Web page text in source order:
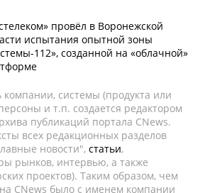
провёл в Воронежской
испытания опытной зоны
112», созданной на «облачной»
системы (продукта или
и т.п. создается редактором
публикаций портала CNews.
всех редакционных разделов
новости", статьи,
рынков, интервью, а также
проектов). Таким образом, чем
CNews было с именем компании